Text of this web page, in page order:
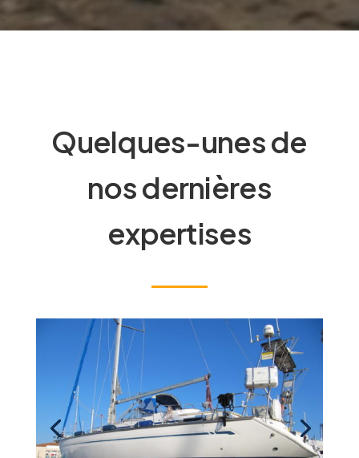
Quelques-unes de
nos dernières
expertises